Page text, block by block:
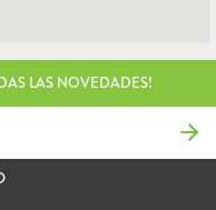
LAS NOVEDADES!